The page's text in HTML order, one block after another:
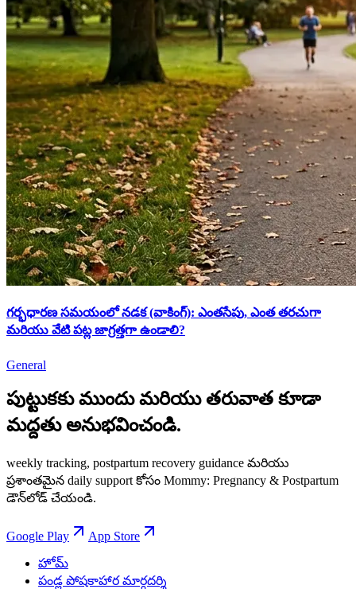
గర్భధారణ సమయంలో నడక (వాకింగ్): ఎంతసేపు, ఎంత తరచుగా
మరియు వేటి పట్ల జాగ్రత్తగా ఉండాలి?
General
పుట్టుకకు ముందు మరియు తరువాత కూడా
మద్దతు అనుభవించండి.
weekly tracking, postpartum recovery guidance మరియు
ప్రశాంతమైన daily support కోసం Mommy: Pregnancy & Postpartum
డౌన్‌లోడ్ చేయండి.
Google Play
App Store
హోమ్
పండ్ల పోషకాహార మార్గదర్శి